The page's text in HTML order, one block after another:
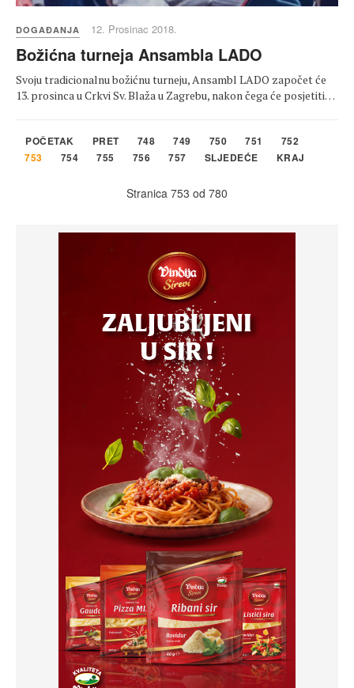
DOGAĐANJA 12. Prosinac 2018.
Božićna turneja Ansambla LADO
Svoju tradicionalnu božićnu turneju, Ansambl LADO započet će
13. prosinca u Crkvi Sv. Blaža u Zagrebu, nakon čega će posjetiti…
POČETAK PRET 748 749 750 751
752
753
754 755 756 757 SLJEDEĆE KRAJ
Stranica 753 od 780